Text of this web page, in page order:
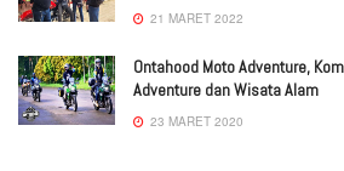
21 MARET 2022
Ontahood Moto Adventure,
Adventure dan Wisata Alam
23 MARET 2020